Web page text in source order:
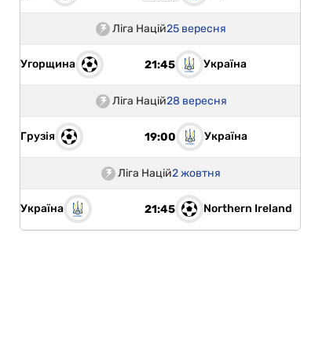
Ліга Націй25 вересня
Угорщина 21:45 Україна
Ліга Націй28 вересня
Грузія 19:00 Україна
Ліга Націй2 жовтня
Україна 21:45 Northern Ireland